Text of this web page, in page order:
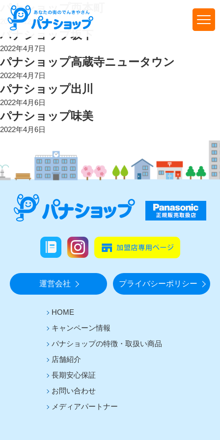
パナショップ西本町
2022年12月9日
パナショップ坂下
2022年4月7日
パナショップ高蔵寺ニュータウン
2022年4月7日
パナショップ出川
2022年4月6日
パナショップ味美
2022年4月6日
運営会社 プライバシーポリシー
HOME
キャンペーン情報
パナショップの特徴・取扱い商品
店舗紹介
長期安心保証
お問い合わせ
メディアパートナー